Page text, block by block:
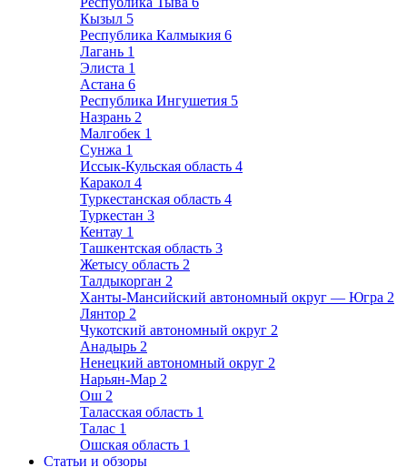
Кызыл 5
Республика Калмыкия 6
Лагань 1
Элиста 1
Астана 6
Республика Ингушетия 5
Назрань 2
Малгобек 1
Сунжа 1
Иссык-Кульская область 4
Каракол 4
Туркестанская область 4
Туркестан 3
Кентау 1
Ташкентская область 3
Жетысу область 2
Талдыкорган 2
Ханты-Мансийский автономный округ — Югра 2
Лянтор 2
Чукотский автономный округ 2
Анадырь 2
Ненецкий автономный округ 2
Нарьян-Мар 2
Ош 2
Таласская область 1
Талас 1
Ошская область 1
Статьи и обзоры